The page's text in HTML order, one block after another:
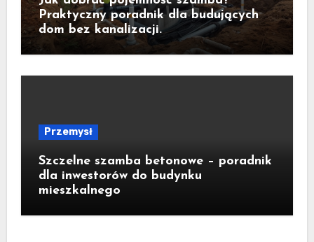
Praktyczny poradnik dla budujących
dom bez kanalizacji.
Przemysł
Szczelne szamba betonowe – poradnik
dla inwestorów do budynku
mieszkalnego